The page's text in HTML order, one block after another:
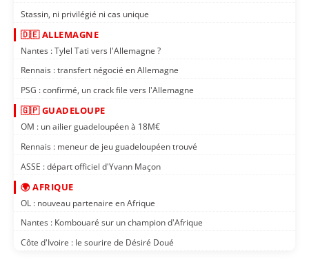
Stassin, ni privilégié ni cas unique
🇩🇪 ALLEMAGNE
Nantes : Tylel Tati vers l'Allemagne ?
Rennais : transfert négocié en Allemagne
PSG : confirmé, un crack file vers l'Allemagne
🇬🇵 GUADELOUPE
OM : un ailier guadeloupéen à 18M€
Rennais : meneur de jeu guadeloupéen trouvé
ASSE : départ officiel d'Yvann Maçon
🌍 AFRIQUE
OL : nouveau partenaire en Afrique
Nantes : Kombouaré sur un champion d'Afrique
Côte d'Ivoire : le sourire de Désiré Doué